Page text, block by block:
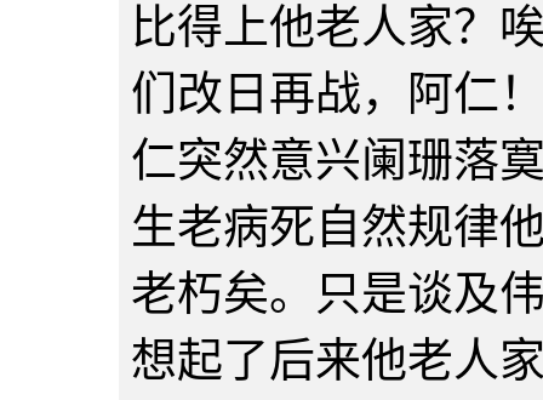
比得上他老人家？
们改日再战，阿仁
仁突然意兴阑珊落
生老病死自然规律
老朽矣。只是谈及
想起了后来他老人